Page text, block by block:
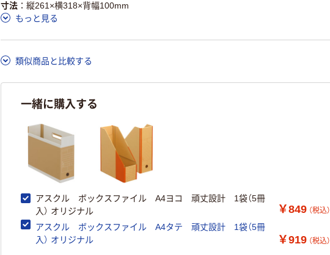
この商品の環境配慮ポイントです。詳しくはページ下部の商品詳細「
ア詳細／加点項目
寸法
縦261×横318×背幅100mm
もっと見る
類似商品と比較する
一緒に購入する
アスクル ボックスファイル A4ヨコ 頑丈設計 1袋（5冊
入） オリジナル
￥849 （税込）
アスクル ボックスファイル A4タテ 頑丈設計 1袋（5冊
入） オリジナル
￥919 （税込）